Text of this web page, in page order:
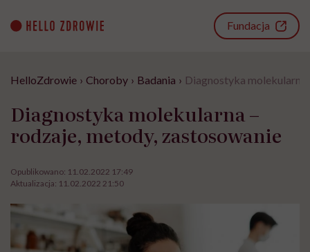
content
Fundacja
HelloZdrowie › Choroby › Badania › Diagnostyka molekularna
Diagnostyka molekularna –
rodzaje, metody, zastosowanie
Opublikowano: 11.02.2022 17:49
Aktualizacja: 11.02.2022 21:50